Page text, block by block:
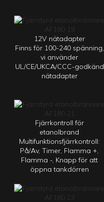
12V nätadapter
Finns för 100-240 spänning,
vi använder
UL/CE/UKCA/CCC-godkänd
nätadapter
Fjärrkontroll för
etanolbrand
Multifunktionsfjärrkontroll:
På/Av, Timer, Flamma +,
Flamma -, Knapp för att
öppna tankdörren